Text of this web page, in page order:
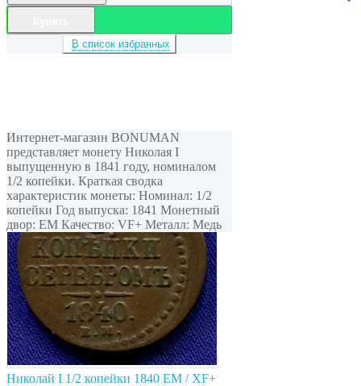
В список избранных
Интернет-магазин BONUMAN
представляет монету Николая I
выпущенную в 1841 году, номиналом
1/2 копейки. Краткая сводка
характеристик монеты: Номинал: 1/2
копейки Год выпуска: 1841 Монетный
двор: ЕМ Качество: VF+ Металл: Медь
Николай I 1/2 копейки 1840 ЕМ / XF+